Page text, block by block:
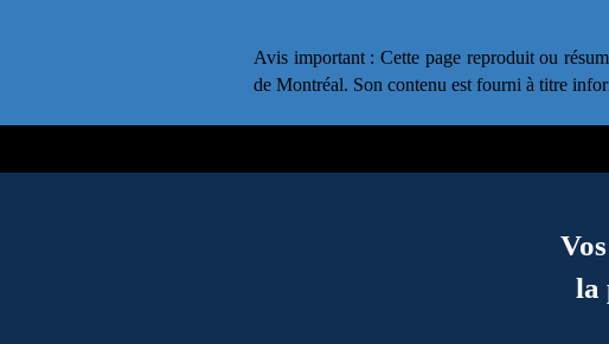
Avis important : Cette page reproduit ou
de Montréal. Son contenu est fourni à titre
la